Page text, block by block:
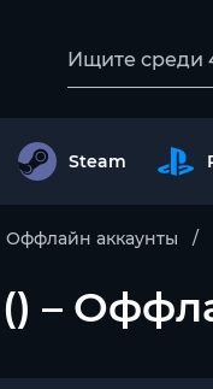
Steam
Оффлайн аккаунты
–